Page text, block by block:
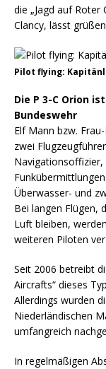
die „Jagd auf
Clancy, lässt
Pilot flying:
Die P 3-C Orion
Bundeswehr
Elf Mann bzw.
zwei
Navigationsoffizier,
Überwasser- und
Bei langen Flügen,
Luft bleiben,
weiteren Piloten
Seit 2006 betreibt
Aircrafts“ dieses
Allerdings wurden
Niederländischen
umfangreich
In regelmäßigen